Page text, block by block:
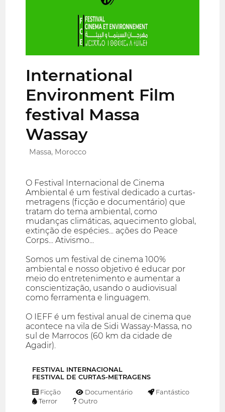
International
Environment Film
festival Massa
Wassay
Massa, Morocco
O Festival Internacional de Cinema
Ambiental é um festival dedicado a curtas-
metragens (ficção e documentário) que
tratam do tema ambiental, como
mudanças climáticas, aquecimento global,
extinção de espécies... ações do Peace
Corps... Ativismo...
Somos um festival de cinema 100%
ambiental e nosso objetivo é educar por
meio do entretenimento e aumentar a
conscientização, usando o audiovisual
como ferramenta e linguagem.
O IEFF é um festival anual de cinema que
acontece na vila de Sidi Wassay-Massa, no
sul de Marrocos (60 km da cidade de
Agadir).
FESTIVAL INTERNACIONAL
FESTIVAL DE CURTAS-METRAGENS
Ficção Documentário
Fantástico
Terror
Outro